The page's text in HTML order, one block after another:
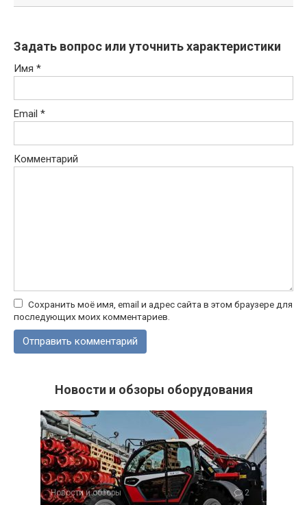
Задать вопрос или уточнить характеристики
Имя *
Email *
Комментарий
Сохранить моё имя, email и адрес сайта в этом браузере для
последующих моих комментариев.
Новости и обзоры оборудования
Новости и обзоры 2